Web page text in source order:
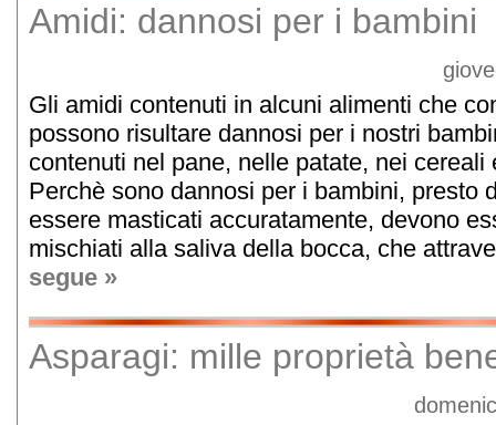
Amidi: dannosi per i bambini
Gli amidi contenuti in alcuni alimenti che
possono risultare dannosi per i nostri
contenuti nel pane, nelle patate, nei cereali
Perchè sono dannosi per i bambini, presto
essere masticati accuratamente, devono
mischiati alla saliva della bocca, che
segue »
Asparagi: mille proprietà